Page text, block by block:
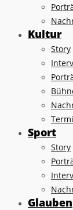
Kultur
Story
Sport
Story
Glauben